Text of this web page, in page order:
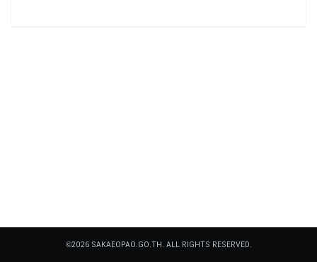
©2026 SAKAEOPAO.GO.TH. ALL RIGHTS RESERVED.